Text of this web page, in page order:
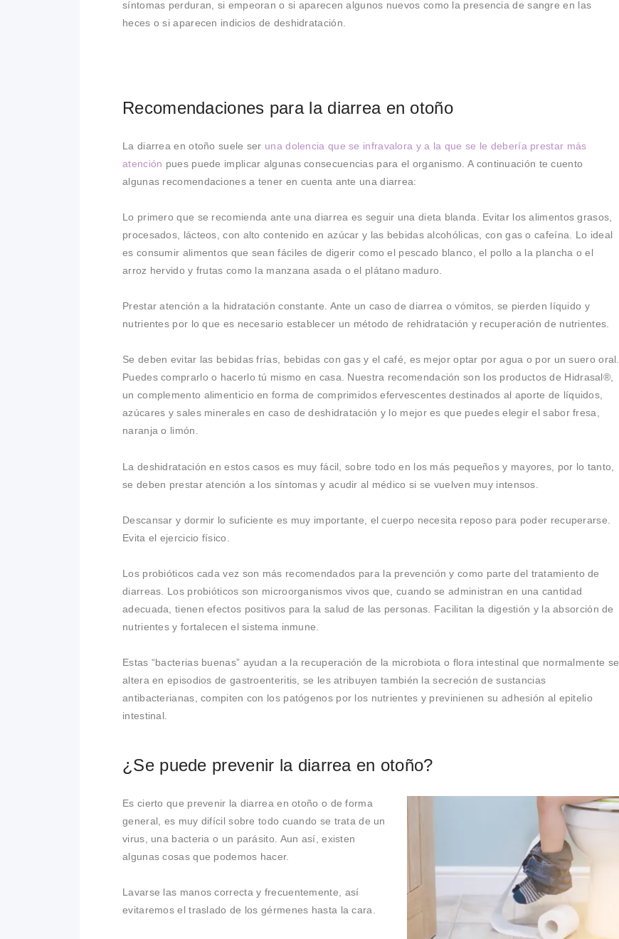
síntomas perduran, si empeoran o si aparecen algunos nuevos como la presencia de sangre en las
heces o si aparecen indicios de deshidratación.
Recomendaciones para la diarrea en otoño
La diarrea en otoño suele ser una dolencia que se infravalora y a la que se le debería prestar más
atención pues puede implicar algunas consecuencias para el organismo. A continuación te cuento
algunas recomendaciones a tener en cuenta ante una diarrea:
Lo primero que se recomienda ante una diarrea es seguir una dieta blanda. Evitar los alimentos grasos,
procesados, lácteos, con alto contenido en azúcar y las bebidas alcohólicas, con gas o cafeína. Lo ideal
es consumir alimentos que sean fáciles de digerir como el pescado blanco, el pollo a la plancha o el
arroz hervido y frutas como la manzana asada o el plátano maduro.
Prestar atención a la hidratación constante. Ante un caso de diarrea o vómitos, se pierden líquido y
nutrientes por lo que es necesario establecer un método de rehidratación y recuperación de nutrientes.
Se deben evitar las bebidas frías, bebidas con gas y el café, es mejor optar por agua o por un suero oral.
Puedes comprarlo o hacerlo tú mismo en casa. Nuestra recomendación son los productos de Hidrasal®,
un complemento alimenticio en forma de comprimidos efervescentes destinados al aporte de líquidos,
azúcares y sales minerales en caso de deshidratación y lo mejor es que puedes elegir el sabor fresa,
naranja o limón.
La deshidratación en estos casos es muy fácil, sobre todo en los más pequeños y mayores, por lo tanto,
se deben prestar atención a los síntomas y acudir al médico si se vuelven muy intensos.
Descansar y dormir lo suficiente es muy importante, el cuerpo necesita reposo para poder recuperarse.
Evita el ejercicio físico.
Los probióticos cada vez son más recomendados para la prevención y como parte del tratamiento de
diarreas. Los probióticos son microorganismos vivos que, cuando se administran en una cantidad
adecuada, tienen efectos positivos para la salud de las personas. Facilitan la digestión y la absorción de
nutrientes y fortalecen el sistema inmune.
Estas “bacterias buenas” ayudan a la recuperación de la microbiota o flora intestinal que normalmente se
altera en episodios de gastroenteritis, se les atribuyen también la secreción de sustancias
antibacterianas, compiten con los patógenos por los nutrientes y previnienen su adhesión al epitelio
intestinal.
¿Se puede prevenir la diarrea en otoño?
Es cierto que prevenir la diarrea en otoño o de forma
general, es muy difícil sobre todo cuando se trata de un
virus, una bacteria o un parásito. Aun así, existen
algunas cosas que podemos hacer.
Lavarse las manos correcta y frecuentemente, así
evitaremos el traslado de los gérmenes hasta la cara.